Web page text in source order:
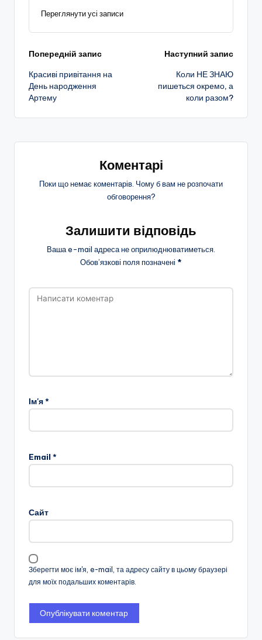
Переглянути усі записи
Навігація
по
запису
Попередній запис
Красиві привітання на
День народження
Артему
Наступний запис
Коли НЕ ЗНАЮ
пишеться окремо, а
коли разом?
Коментарі
Поки що немає коментарів. Чому б вам не розпочати
обговорення?
Залишити відповідь
Ваша e-mail адреса не оприлюднюватиметься.
Обов’язкові поля позначені *
Ім'я*
Email *
Сайт
Зберегти моє ім'я, e-mail, та адресу сайту в цьому браузері
для моїх подальших коментарів.